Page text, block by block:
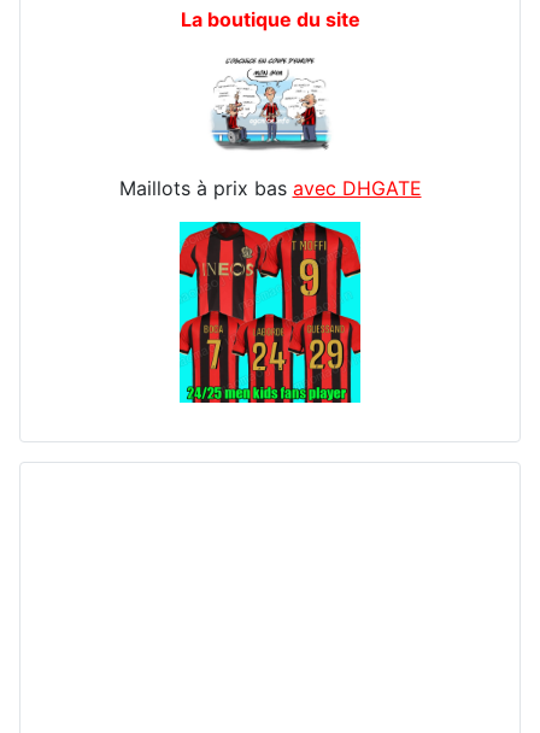
La boutique du site
Maillots à prix bas avec DHGATE